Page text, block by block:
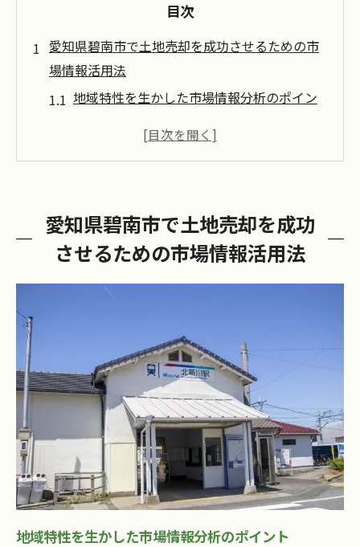
目次
愛知県碧南市で土地売却を成功させるための市
場情報活用法
地域特性を生かした市場情報分析のポイン
最新の市場動向を把握するための情報源
碧南市の経済成長と土地需要の関連性
土地価格の変動を見極めるためのデータ活
用法
碧南市の不動産市場動向を掴んで土地売却を有
利に進める
地域の人口動態が不動産市場に与える影響
住宅需要と開発プロジェクトの最新情報
地元経済の動向を反映した売却戦略の構築
市場動向を利用したタイミングの見極め方
将来の不動産価値を予測する方法
愛知県碧南市で土地売却を成功
させるための市場情報活用法
地域特性を生かした市場情報分析のポイント